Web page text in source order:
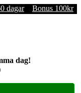
dagar Bonus 100kr
dag!